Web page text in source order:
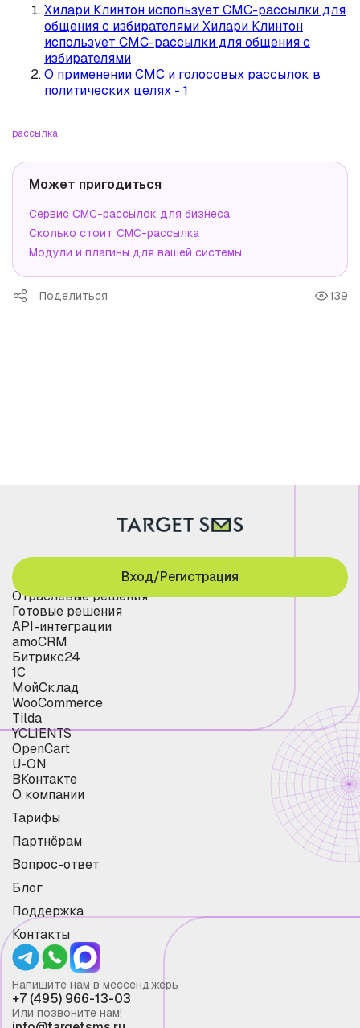
Хилари Клинтон использует СМС-рассылки для
общения с избирателями Хилари Клинтон
использует СМС-рассылки для общения с
избирателями
О применении СМС и голосовых рассылок в
политических целях - 1
рассылка
Может пригодиться
Сервис СМС-рассылок для бизнеса
Сколько стоит СМС-рассылка
Модули и плагины для вашей системы
Поделиться 139
Отраслевые решения
Готовые решения
API-интеграции
amoCRM
Битрикс24
1С
МойСклад
WooCommerce
Tilda
YCLIENTS
OpenCart
U-ON
ВКонтакте
О компании
Тарифы
Партнёрам
Вопрос-ответ
Блог
Поддержка
Контакты
Вход/Регистрация
Напишите нам в мессенджеры
+7 (495) 966-13-03
Или позвоните нам!